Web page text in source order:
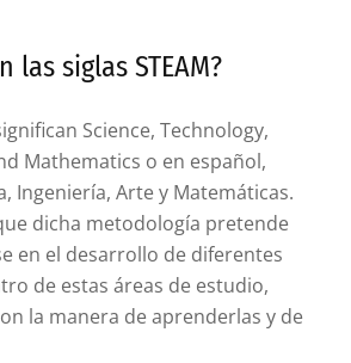
las siglas STEAM?
Science, Technology,
Mathematics o en español,
Ingeniería, Arte y Matemáticas.
dicha metodología pretende
en el desarrollo de diferentes
de estas áreas de estudio,
la manera de aprenderlas y de